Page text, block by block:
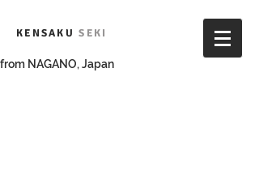
KENSAKUSEKI
from NAGANO, Japan